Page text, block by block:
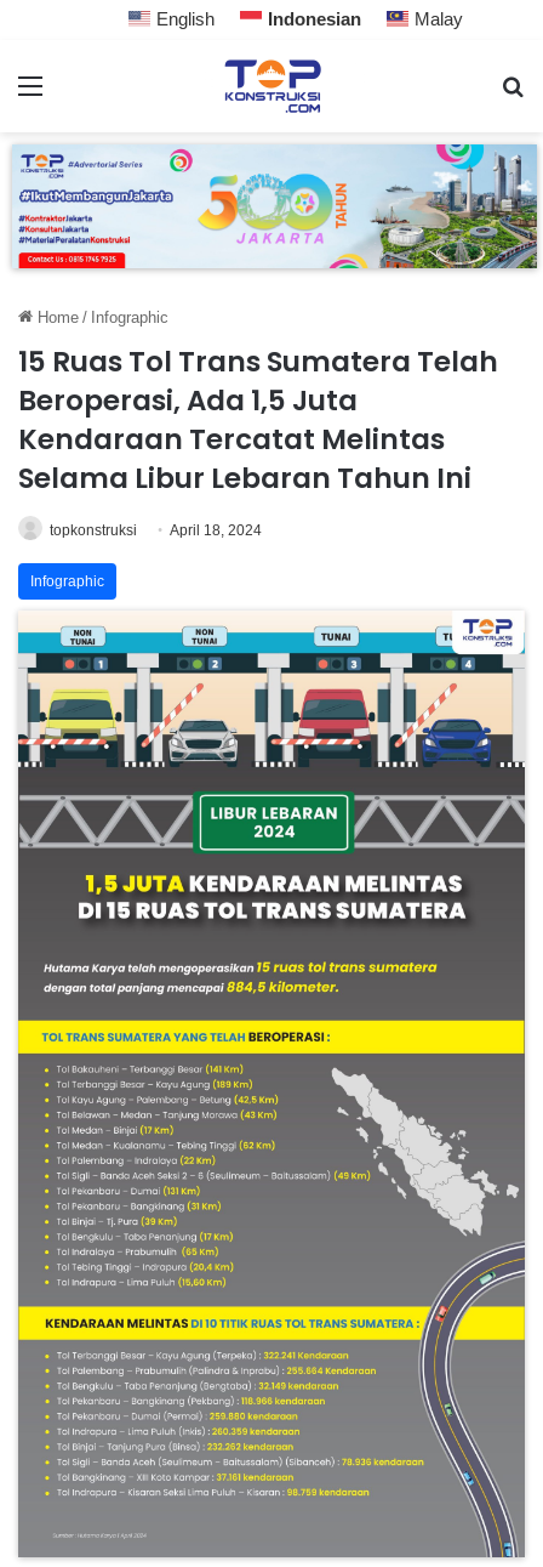
English Indonesian Malay
Home / Infographic
15 Ruas Tol Trans Sumatera Telah
Beroperasi, Ada 1,5 Juta
Kendaraan Tercatat Melintas
Selama Libur Lebaran Tahun Ini
topkonstruksi April 18, 2024
Infographic